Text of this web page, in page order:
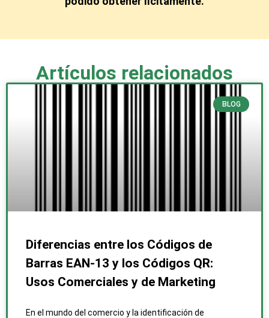
Artículos relacionados
BLOG
Diferencias entre los Códigos de
Barras EAN-13 y los Códigos QR:
Usos Comerciales y de Marketing
En el mundo del comercio y la identificación de